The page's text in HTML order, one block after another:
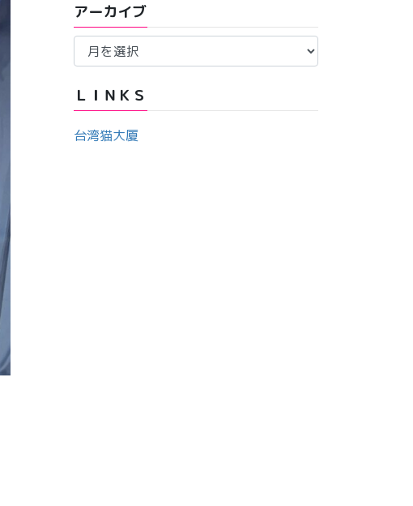
リ
ー
アーカイブ
ア
イ
ブ
ＬＩＮＫＳ
台湾猫大厦